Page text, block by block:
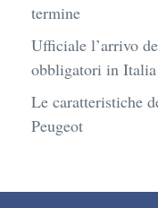
termine
Ufficiale l’arrivo
obbligatori in Italia
Le caratteristiche
Peugeot